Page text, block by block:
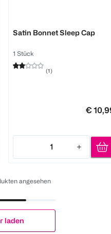
Satin Bonnet Sleep Cap
1 Stück
(1)
€
1
Quantity: 1
angesehen
laden